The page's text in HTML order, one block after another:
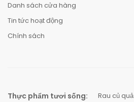
Danh sách cửa hàng
Tin tức hoạt động
Chính sách
Thực phẩm tươi sống: Rau củ quả